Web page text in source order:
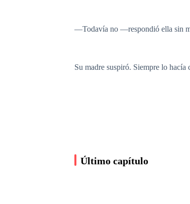
—Todavía no —respondió ella sin
Su madre suspiró. Siempre lo hacía
Dentro de la casa, la abuela
Último capítulo